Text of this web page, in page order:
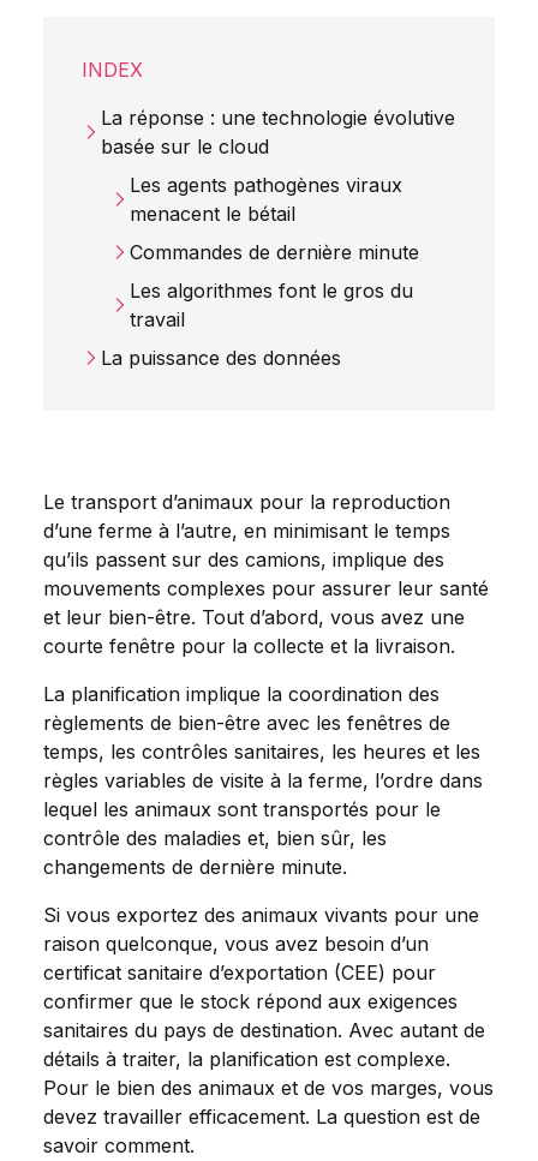
INDEX
La réponse : une technologie évolutive
basée sur le cloud
Les agents pathogènes viraux
menacent le bétail
Commandes de dernière minute
Les algorithmes font le gros du
travail
La puissance des données
Le transport d’animaux pour la reproduction
d’une ferme à l’autre, en minimisant le temps
qu’ils passent sur des camions, implique des
mouvements complexes pour assurer leur santé
et leur bien-être. Tout d’abord, vous avez une
courte fenêtre pour la collecte et la livraison.
La planification implique la coordination des
règlements de bien-être avec les fenêtres de
temps, les contrôles sanitaires, les heures et les
règles variables de visite à la ferme, l’ordre dans
lequel les animaux sont transportés pour le
contrôle des maladies et, bien sûr, les
changements de dernière minute.
Si vous exportez des animaux vivants pour une
raison quelconque, vous avez besoin d’un
certificat sanitaire d’exportation (CEE) pour
confirmer que le stock répond aux exigences
sanitaires du pays de destination. Avec autant de
détails à traiter, la planification est complexe.
Pour le bien des animaux et de vos marges, vous
devez travailler efficacement. La question est de
savoir comment.